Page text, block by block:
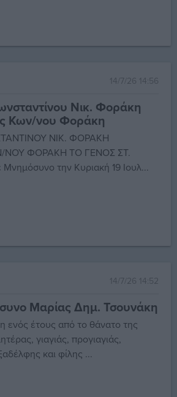
14/7/26 14:56
Νικ. Φοράκη
Κων/νου Φοράκη
ΝΙΚ. ΦΟΡΑΚΗ
ΦΟΡΑΚΗ ΤΟ ΓΕΝΟΣ ΣΤ.
την Κυριακή 19 Ιουλ...
14/7/26 14:52
Μαρίας Δημ. Τσουνάκη
έτους από το θάνατο της
γιαγιάς, προγιαγιάς,
και φίλης ...